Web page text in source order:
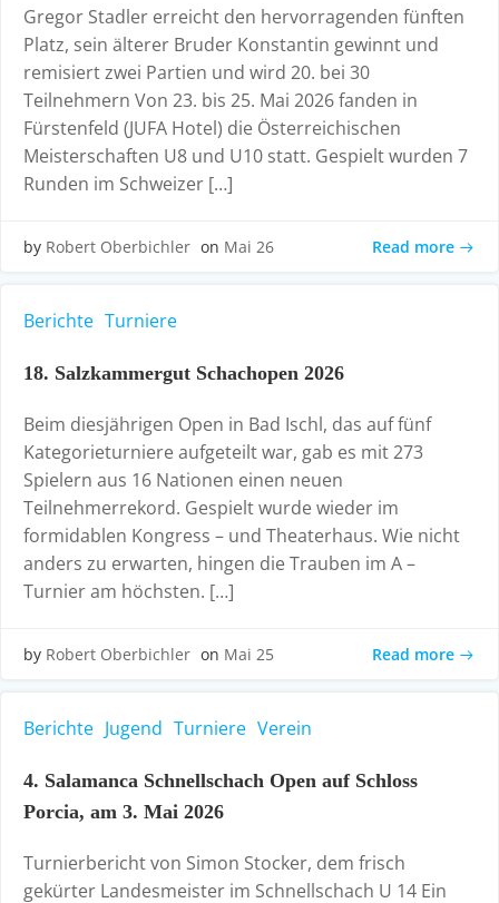
Gregor Stadler erreicht den hervorragenden fünften
Platz, sein älterer Bruder Konstantin gewinnt und
remisiert zwei Partien und wird 20. bei 30
Teilnehmern Von 23. bis 25. Mai 2026 fanden in
Fürstenfeld (JUFA Hotel) die Österreichischen
Meisterschaften U8 und U10 statt. Gespielt wurden 7
Runden im Schweizer […]
by Robert Oberbichler on Mai 26 Read more
Berichte Turniere
18. Salzkammergut Schachopen 2026
Beim diesjährigen Open in Bad Ischl, das auf fünf
Kategorieturniere aufgeteilt war, gab es mit 273
Spielern aus 16 Nationen einen neuen
Teilnehmerrekord. Gespielt wurde wieder im
formidablen Kongress – und Theaterhaus. Wie nicht
anders zu erwarten, hingen die Trauben im A –
Turnier am höchsten. […]
by Robert Oberbichler on Mai 25 Read more
Berichte Jugend Turniere Verein
4. Salamanca Schnellschach Open auf Schloss
Porcia, am 3. Mai 2026
Turnierbericht von Simon Stocker, dem frisch
gekürter Landesmeister im Schnellschach U 14 Ein